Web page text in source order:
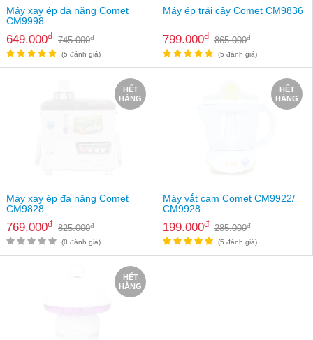
dùng
trong
nhà
Máy xay ép đa năng Comet
CM9998
649.000đ 745.000đ
(5 đánh giá)
Máy ép trái cây Comet CM9836
799.000đ 865.000đ
(5 đánh giá)
Máy xay ép đa năng Comet
CM9828
769.000đ 825.000đ
(0 đánh giá)
HẾT
HÀNG
Máy vắt cam Comet CM9922/
CM9928
199.000đ 285.000đ
(5 đánh giá)
HẾT
HÀNG
HẾT
HÀNG